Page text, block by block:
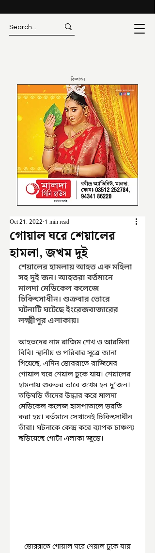
বিজ্ঞাপন
গোয়াল ঘরে শেয়ালের
হামলা, জখম দুই
Oct 21, 2022 1 min read
শেয়ালের হামলায় আহত এক মহিলা
সহ দুই জন। আহতরা বর্তমানে
মালদা মেডিকেল কলেজে
চিকিৎসাধীন। শুক্রবার ভোরে
ঘটনাটি ঘটেছে ইংরেজবাজারের
লক্ষ্মীপুর এলাকায়।
আহতদের নাম রাজিম শেখ ও আরমিনা
বিবি। স্থানীয় ও পরিবার সূত্রে জানা
গিয়েছে, এদিন ভোররাতে রাজিমের
গোয়াল ঘরে শেয়াল ঢুকে যায়। শেয়ালের
হামলায় গুরুতর ভাবে জখম হন দু’জন।
তড়িঘড়ি তাঁদের উদ্ধার করে মালদা
মেডিকেল কলেজ হাসপাতালে ভরতি
করা হয়। বর্তমানে সেখানেই চিকিৎসাধীন
তাঁরা। ঘটনাকে কেন্দ্র করে ব্যাপক চাঞ্চল্য
ছড়িয়েছে গোটা এলাকা জুড়ে।
ভোররাতে গোয়াল ঘরে শেয়াল ঢুকে যায়